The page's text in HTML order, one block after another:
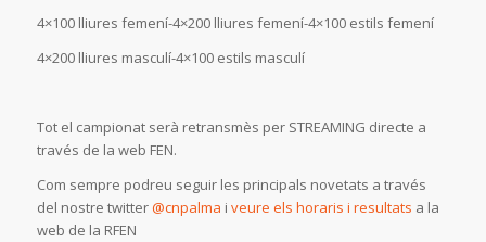
4×100 lliures femení-4×200 lliures femení-4×100 estils femení
4×200 lliures masculí-4×100 estils masculí
Tot el campionat serà retransmès per STREAMING directe a
través de la web FEN.
Com sempre podreu seguir les principals novetats a través
del nostre twitter@cnpalma i veure els horaris i resultats a la
web de la RFEN